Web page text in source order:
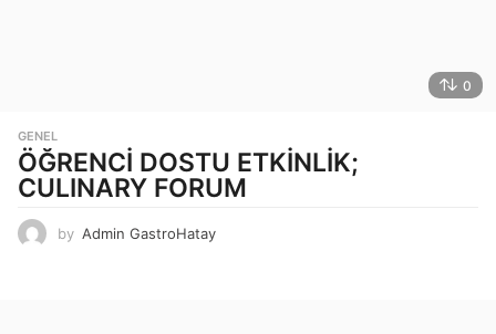
0
GENEL
ÖĞRENCİ DOSTU ETKİNLİK;
CULINARY FORUM
by Admin GastroHatay